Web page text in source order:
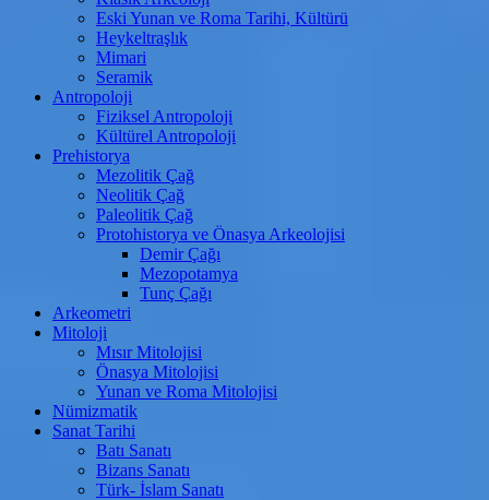
Eski Yunan ve Roma Tarihi, Kültürü
Heykeltraşlık
Mimari
Seramik
Antropoloji
Fiziksel Antropoloji
Kültürel Antropoloji
Prehistorya
Mezolitik Çağ
Neolitik Çağ
Paleolitik Çağ
Protohistorya ve Önasya Arkeolojisi
Demir Çağı
Mezopotamya
Tunç Çağı
Arkeometri
Mitoloji
Mısır Mitolojisi
Önasya Mitolojisi
Yunan ve Roma Mitolojisi
Nümizmatik
Sanat Tarihi
Batı Sanatı
Bizans Sanatı
Türk- İslam Sanatı